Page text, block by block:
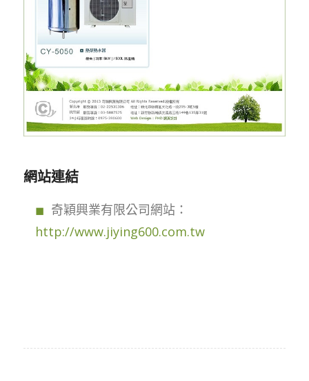
網站連結
奇穎興業有限公司網站：
http://www.jiying600.com.tw